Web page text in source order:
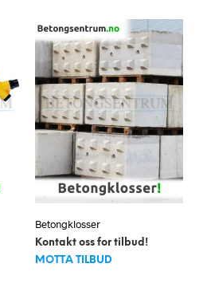
kan
Betongklosser
Kontakt oss for tilbud!
MOTTA TILBUD